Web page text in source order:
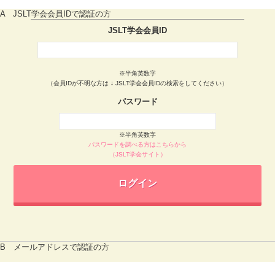
A JSLT学会会員IDで認証の方
JSLT学会会員ID
※半角英数字
（会員IDが不明な方は ↓ JSLT学会会員IDの検索をしてください）
パスワード
※半角英数字
パスワードを調べる方はこちらから
（JSLT学会サイト）
B メールアドレスで認証の方